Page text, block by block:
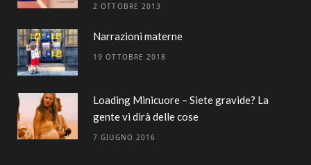
2 OTTOBRE 2013
Narrazioni materne
19 OTTOBRE 2018
Loading Minicuore – Siete gravide? La
gente vi dirà delle cose
7 GIUGNO 2016